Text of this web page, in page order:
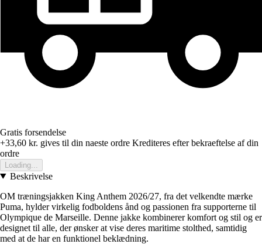
Gratis forsendelse
+33,60 kr. gives til din naeste ordre Krediteres efter bekraeftelse af din
ordre
Loading...
Beskrivelse
OM træningsjakken King Anthem 2026/27, fra det velkendte mærke
Puma, hylder virkelig fodboldens ånd og passionen fra supporterne til
Olympique de Marseille. Denne jakke kombinerer komfort og stil og er
designet til alle, der ønsker at vise deres maritime stolthed, samtidig
med at de har en funktionel beklædning.